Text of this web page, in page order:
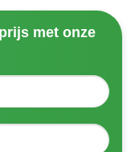
met onze